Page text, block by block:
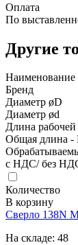
Оплата
По
Другие
Наименование
Бренд
Диаметр øD
Диаметр ød
Длина рабочей
Общая длина -
с НДС/ без
Количество
В корзину
Сверло 138N
На складе: 48